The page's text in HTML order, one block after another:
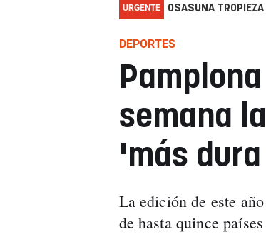
URGENTE OSASUNA
DEPORTES
semana
'más
La edición de este
de hasta quince